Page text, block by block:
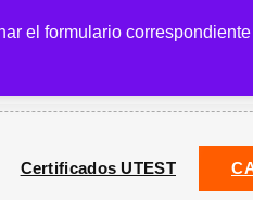
el formulario
67297880
Ventas
Certificados UTEST